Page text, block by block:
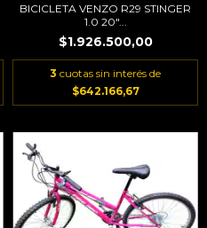
BICICLETA VENZO R29 STINGER
1.0 20"...
$1.926.500,00
3 cuotas sin interés de
$642.166,67